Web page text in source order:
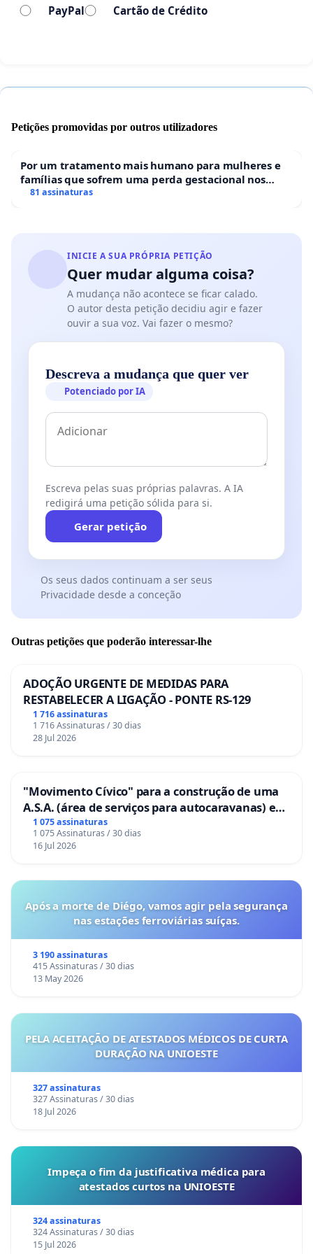
política.
de Anna Beatriz (PSD), Alex Peixe (PSDB), Bino
Lunardi (PSDB), Bombeiro Batista (Republicanos),
Carlos Fonseca (Podemos), Claudio Ávila (União
(Republicanos), Hiago Pacheco (PP), Márcia Becker
(PSDB), Mario Peres (PL), Paulinho da Farmácia
(Podemos) e Roger Correa (PP).
PayPal Cartão de Crédito
Petições promovidas por outros utilizadores
Por um tratamento mais humano para mulheres e
famílias que sofrem uma perda gestacional nos
hospitais portugueses
81 assinaturas
INICIE A SUA PRÓPRIA PETIÇÃO
Quer mudar alguma coisa?
A mudança não acontece se ficar calado.
O autor desta petição decidiu agir e fazer
ouvir a sua voz. Vai fazer o mesmo?
Descreva a mudança que quer ver
Potenciado por IA
Escreva pelas suas próprias palavras. A IA
redigirá uma petição sólida para si.
Gerar petição
Os seus dados continuam a ser seus
Privacidade desde a conceção
Outras petições que poderão interessar-lhe
ADOÇÃO URGENTE DE MEDIDAS PARA
RESTABELECER A LIGAÇÃO - PONTE RS-129
1 716 assinaturas
1 716 Assinaturas / 30 dias
28 Jul 2026
"Movimento Cívico" para a construção de uma
A.S.A. (área de serviços para autocaravanas) em
Coimbra
1 075 assinaturas
1 075 Assinaturas / 30 dias
16 Jul 2026
Após a morte de Diégo, vamos agir pela segurança
nas estações ferroviárias suíças.
3 190 assinaturas
415 Assinaturas / 30 dias
13 May 2026
PELA ACEITAÇÃO DE ATESTADOS MÉDICOS DE CURTA
DURAÇÃO NA UNIOESTE
327 assinaturas
327 Assinaturas / 30 dias
18 Jul 2026
Impeça o fim da justificativa médica para
atestados curtos na UNIOESTE
324 assinaturas
324 Assinaturas / 30 dias
15 Jul 2026